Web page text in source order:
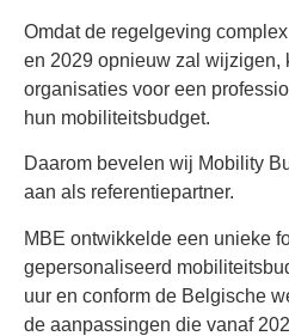
Omdat de regelgeving
en 2029 opnieuw zal wijzigen,
organisaties voor een
hun mobiliteitsbudget.
Daarom bevelen wij Mobility
aan als referentiepartner.
MBE ontwikkelde een unieke
gepersonaliseerd
uur en conform de Belgische
de aanpassingen die vanaf